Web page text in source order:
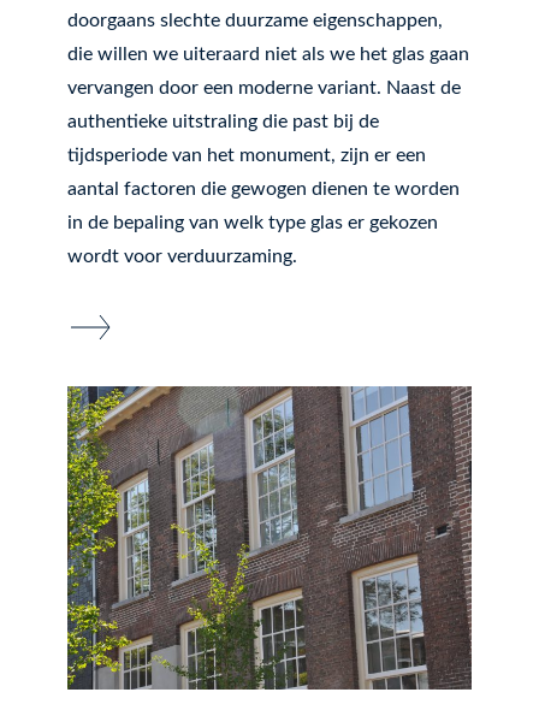
doorgaans slechte duurzame eigenschappen,
die willen we uiteraard niet als we het glas gaan
vervangen door een moderne variant. Naast de
authentieke uitstraling die past bij de
tijdsperiode van het monument, zijn er een
aantal factoren die gewogen dienen te worden
in de bepaling van welk type glas er gekozen
wordt voor verduurzaming.